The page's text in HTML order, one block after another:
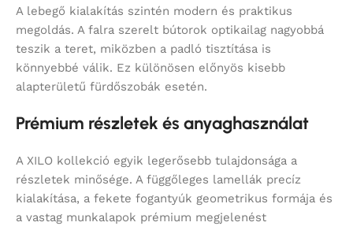
A lebegő kialakítás szintén modern és praktikus
megoldás. A falra szerelt bútorok optikailag nagyobbá
teszik a teret, miközben a padló tisztítása is
könnyebbé válik. Ez különösen előnyös kisebb
alapterületű fürdőszobák esetén.
Prémium részletek és anyaghasználat
A XILO kollekció egyik legerősebb tulajdonsága a
részletek minősége. A függőleges lamellák precíz
kialakítása, a fekete fogantyúk geometrikus formája és
a vastag munkalapok prémium megjelenést